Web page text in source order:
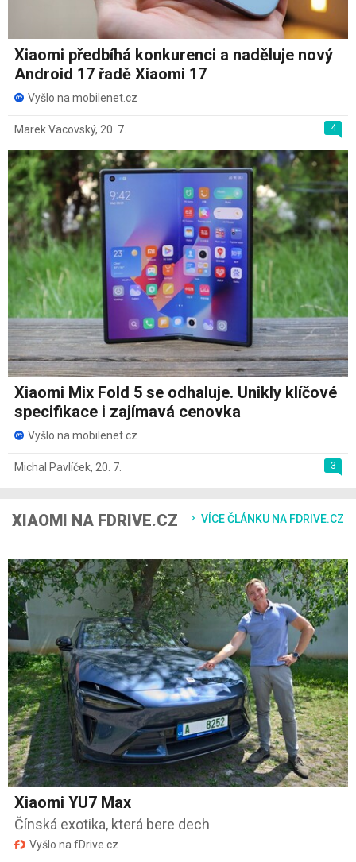
Xiaomi předbíhá konkurenci a naděluje nový
Android 17 řadě Xiaomi 17
Vyšlo na mobilenet.cz
4
Marek Vacovský, 20. 7.
Xiaomi Mix Fold 5 se odhaluje. Unikly klíčové
specifikace i zajímavá cenovka
Vyšlo na mobilenet.cz
3
Michal Pavlíček, 20. 7.
XIAOMI NA FDRIVE.CZ VÍCE ČLÁNKU NA FDRIVE.CZ
Xiaomi YU7 Max
Čínská exotika, která bere dech
Vyšlo na fDrive.cz